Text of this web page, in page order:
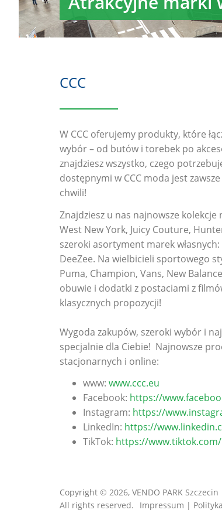
CCC
W CCC oferujemy produkty, które
wybór – od butów i torebek po
znajdziesz wszystko, czego
dostępnymi w CCC moda jest
chwili!
Znajdziesz u nas najnowsze
West New York, Juicy Couture,
szeroki asortyment marek
DeeZee. Na wielbicieli sportowego
Puma, Champion, Vans, New
obuwie i dodatki z postaciami z
klasycznych propozycji!
Wygoda zakupów, szeroki wybór i
specjalnie dla Ciebie! Najnowsze
stacjonarnych i online:
www: www.ccc.eu
Facebook: https://
Instagram: https://
LinkedIn: https://
TikTok: https://www.tiktok.com/
Copyright © 2026, VENDO PARK Szczecin
All rights reserved.
Impressum |